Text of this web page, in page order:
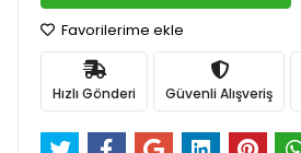
Favorilerime ekle
Hızlı Gönderi Güvenli Alışveriş